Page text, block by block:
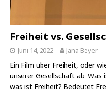
Freiheit vs.
Juni 14, 2022 Jana Beyer
Ein Film über Freiheit, oder
unserer Gesellschaft ab.
was ist Freiheit? Bedeutet